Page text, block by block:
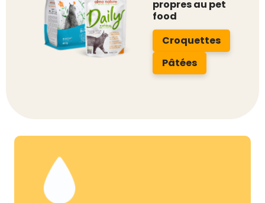
propres au pet
food
Croquettes
Pâtées